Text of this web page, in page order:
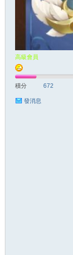
高級會員
積分 672
發消息